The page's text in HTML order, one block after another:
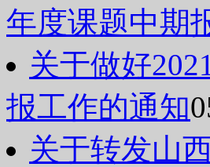
年度课题中期
关于做好
报工作的通知
关于转发山